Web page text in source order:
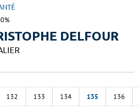
DELFOUR
132 133 134 135 136